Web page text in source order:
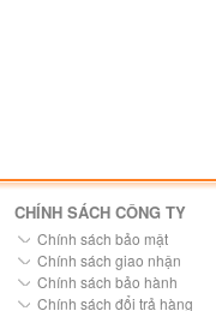
CHÍNH SÁCH CÔNG TY
Chính sách bảo mật
Chính sách giao nhận
Chính sách bảo hành
Chính sách đổi trả hàng